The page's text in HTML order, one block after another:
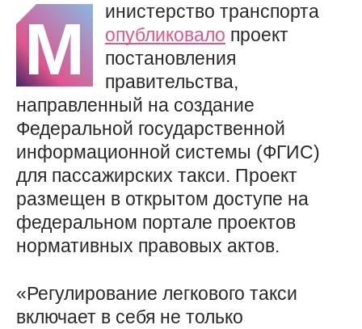
М
инистерство транспорта
опубликовало проект
постановления
правительства,
направленный на создание
Федеральной государственной
информационной системы (ФГИС)
для пассажирских такси. Проект
размещен в открытом доступе на
федеральном портале проектов
нормативных правовых актов.
«Регулирование легкового такси
включает в себя не только